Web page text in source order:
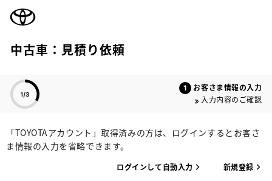
中古車：見積り依頼
お客さま情報の入力
入力内容のご確認
「TOYOTAアカウント」取得済みの方は、ログインするとお客さ
ま情報の入力を省略できます。
ログインして自動入力 新規登録